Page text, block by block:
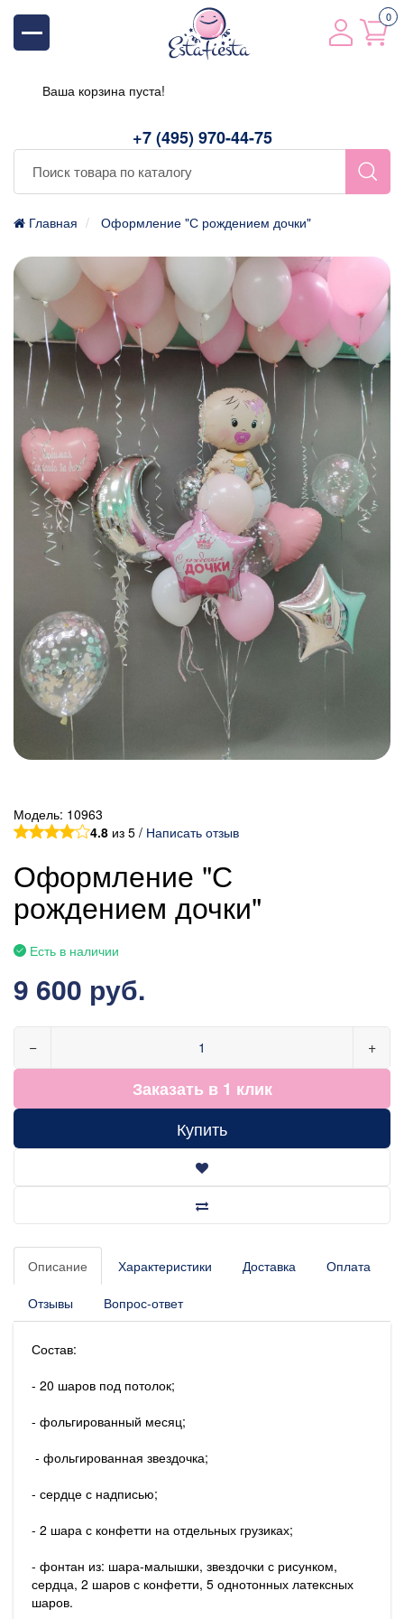
+7 (495) 970-44-75
0
Ваша корзина пуста!
Главная Оформление "С рождением дочки"
Модель: 10963
4.8 из 5 / Написать отзыв
Оформление "С
рождением дочки"
Есть в наличии
9 600 руб.
− +
Заказать в 1 клик
Купить
Описание Характеристики Доставка Оплата
Отзывы Вопрос-ответ
Состав:
- 20 шаров под потолок;
- фольгированный месяц;
- фольгированная звездочка;
- сердце с надписью;
- 2 шара с конфетти на отдельных грузиках;
- фонтан из: шара-малышки, звездочки с рисунком,
сердца, 2 шаров с конфетти, 5 однотонных латексных
шаров.